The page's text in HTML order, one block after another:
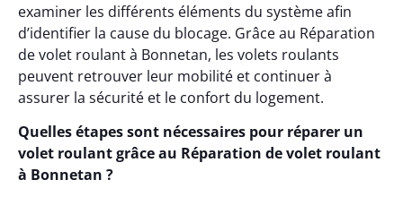
examiner les différents éléments du système afin
d’identifier la cause du blocage. Grâce au Réparation
de volet roulant à Bonnetan, les volets roulants
peuvent retrouver leur mobilité et continuer à
assurer la sécurité et le confort du logement.
Quelles étapes sont nécessaires pour réparer un
volet roulant grâce au Réparation de volet roulant
à Bonnetan ?